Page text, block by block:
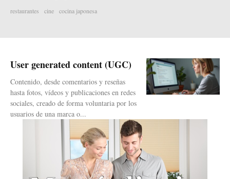
restaurantes
cine cocina japonesa
User generated content (UGC)
Contenido, desde comentarios y reseñas
hasta fotos, vídeos y publicaciones en redes
sociales, creado de forma voluntaria por los
usuarios de una marca o...